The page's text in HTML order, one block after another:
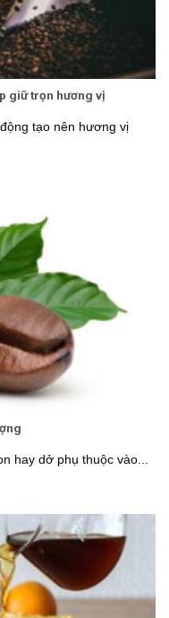
giữ trọn hương vị
tạo nên hương vị
hay dở phụ thuộc vào...